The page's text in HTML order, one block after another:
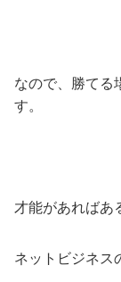
なので、勝てる
す。
才能があればあ
ネットビジネス